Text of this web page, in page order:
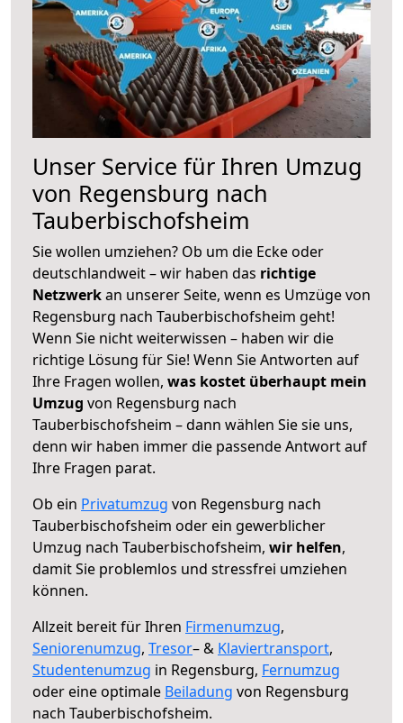
Unser Service für Ihren Umzug
von Regensburg nach
Tauberbischofsheim
Sie wollen umziehen? Ob um die Ecke oder
deutschlandweit – wir haben das richtige
Netzwerkan unserer Seite, wenn es Umzüge von
Regensburg nach Tauberbischofsheim geht!
Wenn Sie nicht weiterwissen – haben wir die
richtige Lösung für Sie! Wenn Sie Antworten auf
Ihre Fragen wollen, was kostet überhaupt mein
Umzug von Regensburg nach
Tauberbischofsheim – dann wählen Sie sie uns,
denn wir haben immer die passende Antwort auf
Ihre Fragen parat.
Ob ein Privatumzug von Regensburg nach
Tauberbischofsheim oder ein gewerblicher
Umzug nach Tauberbischofsheim, wir helfen,
damit Sie problemlos und stressfrei umziehen
können.
Allzeit bereit für Ihren Firmenumzug,
Seniorenumzug, Tresor– & Klaviertransport,
Studentenumzug in Regensburg, Fernumzug
oder eine optimale Beiladung von Regensburg
nach Tauberbischofsheim.